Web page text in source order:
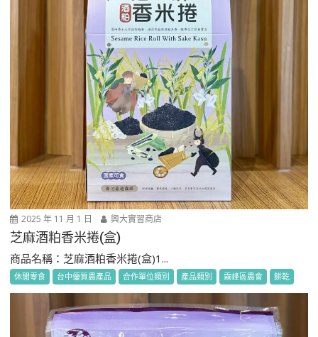
2025 年 11 月 1 日 興大實習商店
芝麻酒粕香米捲(盒)
商品名稱：芝麻酒粕香米捲(盒)1...
休閒零食 台中優質農產品 合作單位類別 產品類別 霧峰區農會 餅乾